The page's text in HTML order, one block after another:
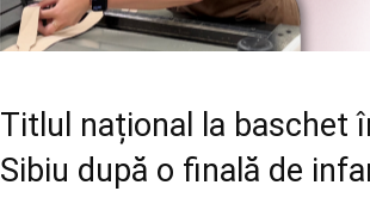
Titlul național la baschet
Sibiu după o finală de